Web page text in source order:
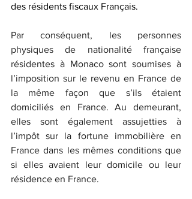
des résidents fiscaux Français.
Par conséquent, les personnes
physiques de nationalité française
résidentes à Monaco sont soumises à
l’imposition sur le revenu en France de
la même façon que s’ils étaient
domiciliés en France. Au demeurant,
elles sont également assujetties à
l’impôt sur la fortune immobilière en
France dans les mêmes conditions que
si elles avaient leur domicile ou leur
résidence en France.